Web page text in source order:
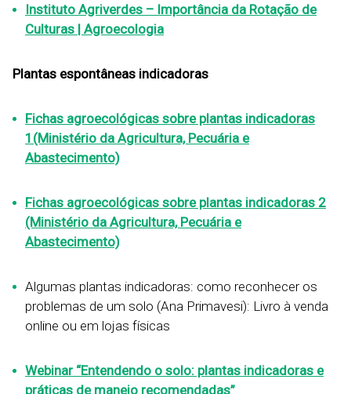
Instituto Agriverdes – Importância da Rotação de
Culturas | Agroecologia
Plantas espontâneas indicadoras
Fichas agroecológicas sobre plantas indicadoras
1(Ministério da Agricultura, Pecuária e
Abastecimento)
Fichas agroecológicas sobre plantas indicadoras 2
(Ministério da Agricultura, Pecuária e
Abastecimento)
Algumas plantas indicadoras: como reconhecer os
problemas de um solo (Ana Primavesi): Livro à venda
online ou em lojas físicas
Webinar “Entendendo o solo: plantas indicadoras e
práticas de manejo recomendadas”